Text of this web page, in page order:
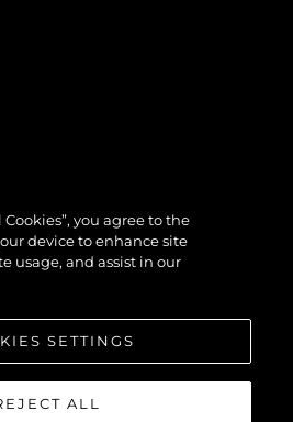
you agree to the
device to enhance site
usage, and assist in our
SETTINGS
ALL